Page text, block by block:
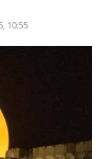
10:55